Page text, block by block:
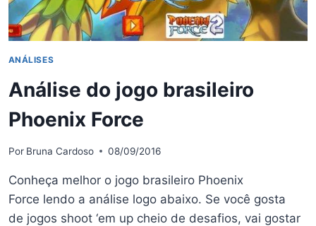
ANÁLISES
Análise do jogo brasileiro
Phoenix Force
Por Bruna Cardoso 08/09/2016
Conheça melhor o jogo brasileiro Phoenix
Force lendo a análise logo abaixo. Se você gosta
de jogos shoot ‘em up cheio de desafios, vai gostar